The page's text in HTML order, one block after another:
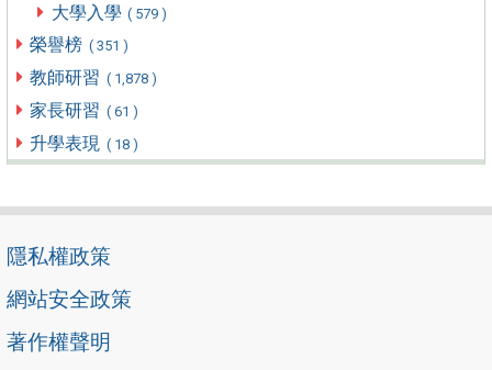
大學入學 ( 579 )
榮譽榜 ( 351 )
教師研習 ( 1,878 )
家長研習 ( 61 )
升學表現 ( 18 )
隱私權政策
網站安全政策
著作權聲明